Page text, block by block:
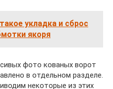
укладка и сброс
якоря
фото кованых ворот
в отдельном разделе.
некоторые из этих